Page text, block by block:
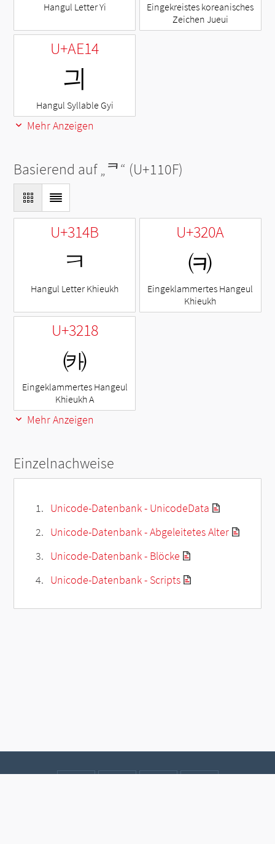
Hangul Letter Yi
Eingekreistes koreanisches
Zeichen Jueui
U+AE14
긔
Hangul Syllable Gyi
Mehr Anzeigen
Basierend auf „ᄏ“ (U+110F)
U+314B
ㅋ
Hangul Letter Khieukh
U+320A
㈊
Eingeklammertes Hangeul
Khieukh
U+3218
㈘
Eingeklammertes Hangeul
Khieukh A
Mehr Anzeigen
Einzelnachweise
Unicode-Datenbank - UnicodeData
Unicode-Datenbank - Abgeleitetes Alter
Unicode-Datenbank - Blöcke
Unicode-Datenbank - Scripts